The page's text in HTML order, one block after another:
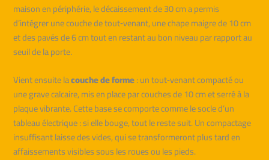
maison en périphérie, le décaissement de 30 cm a permis
d’intégrer une couche de tout‑venant, une chape maigre de 10 cm
et des pavés de 6 cm tout en restant au bon niveau par rapport au
seuil de la porte.
Vient ensuite lacouche de forme: un tout‑venant compacté ou
une grave calcaire, mis en place par couches de 10 cm et serré à la
plaque vibrante. Cette base se comporte comme le socle d’un
tableau électrique : si elle bouge, tout le reste suit. Un compactage
insuffisant laisse des vides, qui se transformeront plus tard en
affaissements visibles sous les roues ou les pieds.